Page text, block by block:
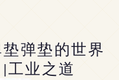
弹垫的世界
工业之道